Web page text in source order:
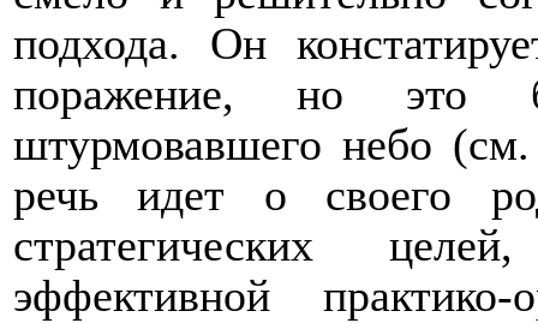
подхода. Он
поражение, но это
штурмовавшего небо
речь идет о своего
стратегических
эффективной практико-